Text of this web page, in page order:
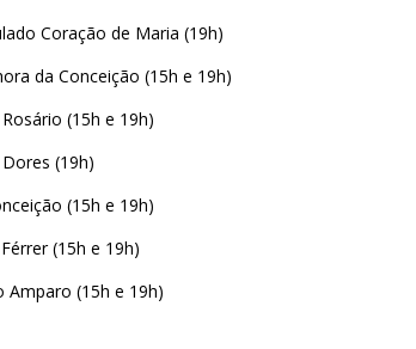
Coração de Maria (19h)
da Conceição (15h e 19h)
(15h e 19h)
(19h)
(15h e 19h)
(15h e 19h)
Amparo (15h e 19h)